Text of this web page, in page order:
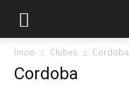
Inicio Clubes Cordoba
Cordoba